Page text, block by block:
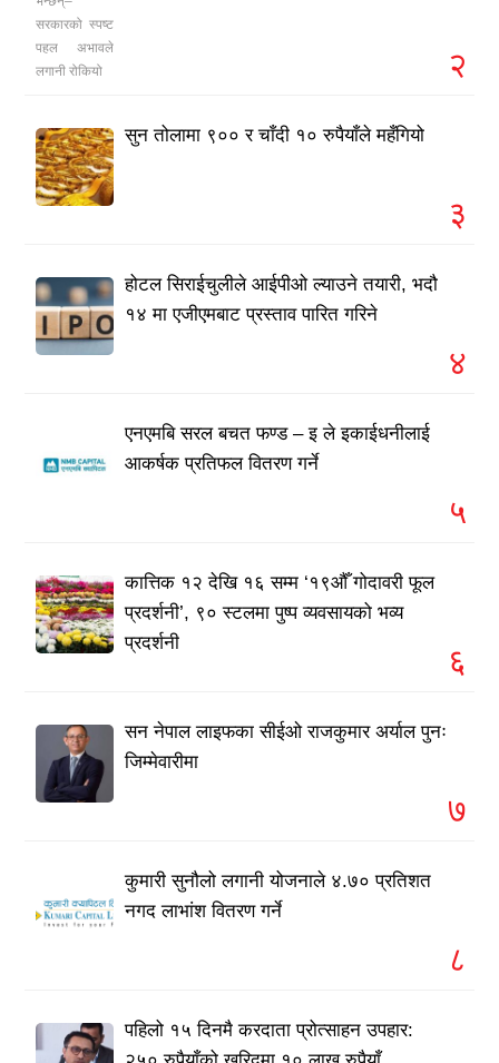
२
सुन तोलामा ९०० र चाँदी १० रुपैयाँले महँगियो
३
होटल सिराईचुलीले आईपीओ ल्याउने तयारी, भदौ
१४ मा एजीएमबाट प्रस्ताव पारित गरिने
४
एनएमबि सरल बचत फण्ड – इ ले इकाईधनीलाई
आकर्षक प्रतिफल वितरण गर्ने
५
कात्तिक १२ देखि १६ सम्म ‘१९औँ गोदावरी फूल
प्रदर्शनी’, ९० स्टलमा पुष्प व्यवसायको भव्य
प्रदर्शनी
६
सन नेपाल लाइफका सीईओ राजकुमार अर्याल पुनः
जिम्मेवारीमा
७
कुमारी सुनौलो लगानी योजनाले ४.७० प्रतिशत
नगद लाभांश वितरण गर्ने
८
पहिलो १५ दिनमै करदाता प्रोत्साहन उपहार: